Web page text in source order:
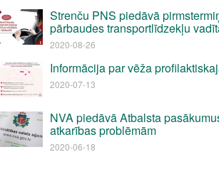
Strenču PNS piedāvā
pārbaudes transportlīdzekļu
2020-08-26
Informācija par vēža
2020-07-13
NVA piedāvā Atbalsta
atkarības problēmām
2020-06-18